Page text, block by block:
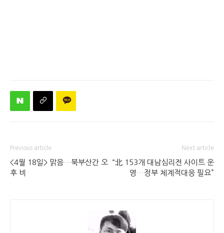
Previous article
<4월 18일> 맑음…북부산간 오
후 비
Next article
“北 153개 대남심리전 사이트 운
영…정부 체계적대응 필요”